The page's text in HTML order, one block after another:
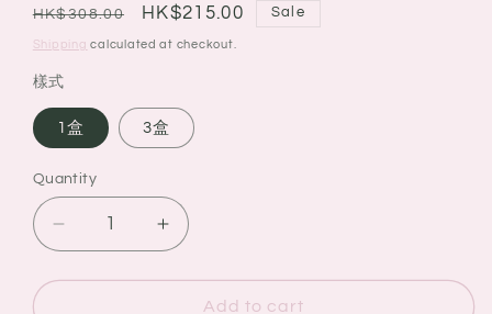
Regular
price
HK$308.00
Sale
price
HK$215.00 Sale
Shipping calculated at checkout.
樣式
1盒 3盒
Quantity
Quantity
Decrease
quantity
for
Increase
quantity
for
Add to cart